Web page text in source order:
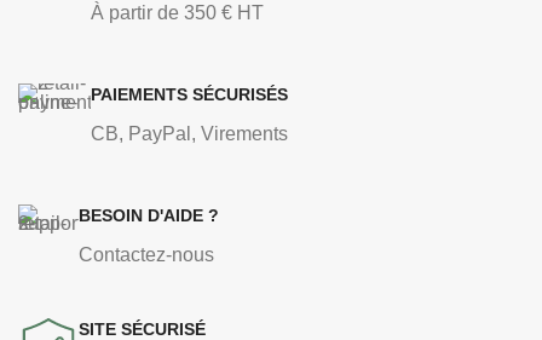
À partir de 350 € HT
PAIEMENTS SÉCURISÉS
CB, PayPal, Virements
BESOIN D'AIDE ?
Contactez-nous
SITE SÉCURISÉ